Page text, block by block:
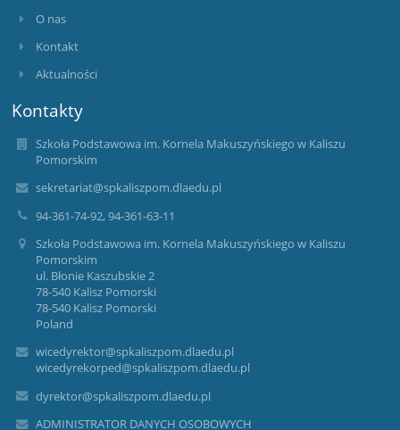
O nas
Kontakt
Aktualności
Kontakty
Szkoła Podstawowa im. Kornela Makuszyńskiego w Kaliszu
Pomorskim
sekretariat@spkaliszpom.dlaedu.pl
94-361-74-92, 94-361-63-11
Szkoła Podstawowa im. Kornela Makuszyńskiego w Kaliszu
Pomorskim
ul. Błonie Kaszubskie 2
78-540 Kalisz Pomorski
78-540 Kalisz Pomorski
Poland
wicedyrektor@spkaliszpom.dlaedu.pl
wicedyrekorped@spkaliszpom.dlaedu.pl
dyrektor@spkaliszpom.dlaedu.pl
ADMINISTRATOR DANYCH OSOBOWYCH